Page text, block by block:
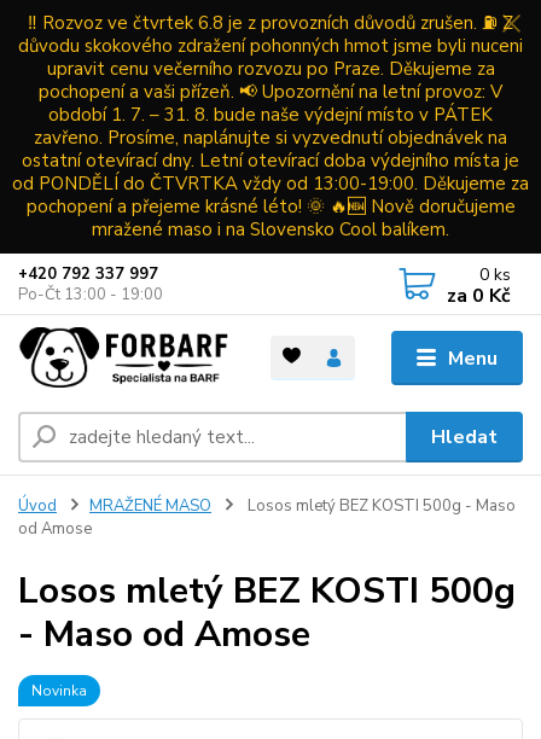
‼️ Rozvoz ve čtvrtek 6.8 je z provozních důvodů zrušen. ⛽ Z
důvodu skokového zdražení pohonných hmot jsme byli nuceni
upravit cenu večerního rozvozu po Praze. Děkujeme za
pochopení a vaši přízeň. 📢 Upozornění na letní provoz: V
období 1. 7. – 31. 8. bude naše výdejní místo v PÁTEK
zavřeno. Prosíme, naplánujte si vyzvednutí objednávek na
ostatní otevírací dny. Letní otevírací doba výdejního místa je
od PONDĚLÍ do ČTVRTKA vždy od 13:00-19:00. Děkujeme za
pochopení a přejeme krásné léto! 🌞 🔥🆕 Nově doručujeme
mražené maso i na Slovensko Cool balíkem.
Menu
Hledat
+420 792 337 997
Po-Čt 13:00 - 19:00
0 ks
za 0 Kč
Úvod MRAŽENÉ MASO
Losos mletý BEZ KOSTI 500g - Maso
od Amose
Losos mletý BEZ KOSTI 500g
- Maso od Amose
Novinka